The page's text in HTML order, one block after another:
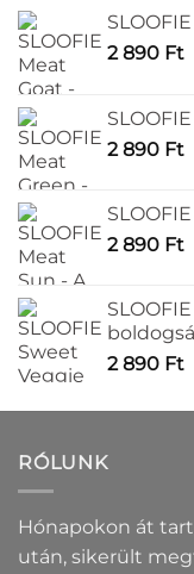
A
változatok
a
termékoldalon
választhatók
ki
2 890 Ft
2 890 Ft
2 890 Ft
2 890 Ft
RÓLUNK
Hónapokon át
után, sikerült